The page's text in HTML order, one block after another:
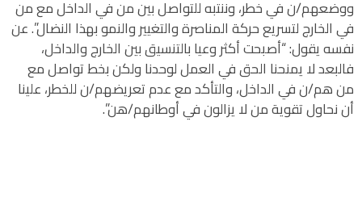
ووضعهم/ن في خطر، وننتبه للتواصل بين من في الداخل مع من
في الخارج لتسريع حركة المناصرة والتغيير والنمو بهذا النضال”. عن
نفسه يقول: “أصبحت أكثر وعيا بالتنسيق بين الخارج والداخل،
فالبعد لا يمنحنا الحق في العمل لوحدنا ولكن بخط تواصل مع
من هم/ن في الداخل، والتأكد مع عدم تعريضهم/ن للخطر، علينا
أن نحاول تقوية من لا يزالون في أوطانهم/هن”.